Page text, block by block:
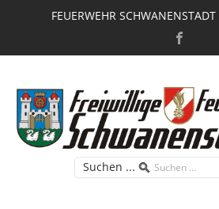
FEUERWEHR SCHWANENSTADT
Suchen ...